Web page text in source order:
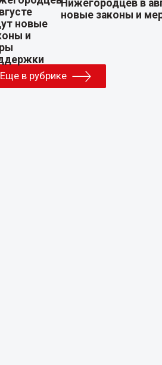
Нижегородцев в
новые законы и
Еще в рубрике